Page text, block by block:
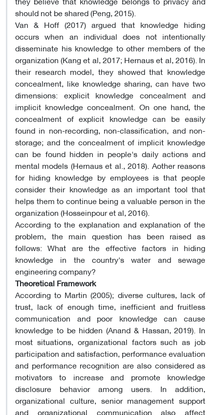
should not be shared (Peng, 2015).
Van & Hoff (2017) argued that knowledge hiding
occurs when an individual does not intentionally
disseminate his knowledge to other members of the
organization (Kang et al, 2017; Hernaus et al, 2016). In
their research model, they showed that knowledge
concealment, like knowledge sharing, can have two
dimensions: explicit knowledge concealment and
implicit knowledge concealment. On one hand, the
concealment of explicit knowledge can be easily
found in non-recording, non-classification, and non-
storage; and the concealment of implicit knowledge
can be found hidden in people's daily actions and
mental models (Hernaus et al., 2018). Aother reasons
for hiding knowledge by employees is that people
consider their knowledge as an important tool that
helps them to continue being a valuable person in the
organization (Hosseinpour et al, 2016).
According to the explanation and explanation of the
problem, the main question has been raised as
follows: What are the effective factors in hiding
knowledge in the country's water and sewage
engineering company?
Theoretical Framework
According to Martin (2005); diverse cultures, lack of
trust, lack of enough time, inefficient and fruitless
communication and poor knowledge can cause
knowledge to be hidden (Anand & Hassan, 2019). In
most situations, organizational factors such as job
participation and satisfaction, performance evaluation
and performance recognition are also considered as
motivators to increase and promote knowledge
disclosure behavior among users. In addition,
organizational culture, senior management support
and organizational communication also affect